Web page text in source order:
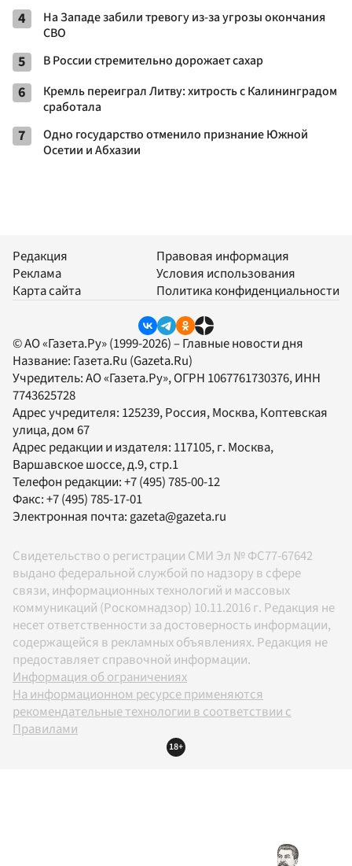
4
На Западе забили тревогу из-за угрозы окончания
СВО
5 В России стремительно дорожает сахар
6
Кремль переиграл Литву: хитрость с Калининградом
сработала
7
Одно государство отменило признание Южной
Осетии и Абхазии
Редакция
Реклама
Карта сайта
Правовая информация
Условия использования
Политика конфиденциальности
© АО «Газета.Ру» (1999-2026) – Главные новости дня
Название: Газета.Ru (Gazeta.Ru)
Учредитель:АО «Газета.Ру», ОГРН 1067761730376, ИНН
7743625728
Адрес учредителя: 125239, Россия, Москва, Коптевская
улица, дом 67
Адрес редакции и издателя: 117105, г. Москва,
Варшавское шоссе, д.9, стр.1
Телефон редакции:+7 (495) 785-00-12
Факс:+7 (495) 785-17-01
Электронная почта: gazeta@gazeta.ru
Свидетельство о регистрации СМИ Эл № ФС77-67642
выдано федеральной службой по надзору в сфере
связи, информационных технологий и массовых
коммуникаций (Роскомнадзор) 10.11.2016 г. Редакция не
несет ответственности за достоверность информации,
содержащейся в рекламных объявлениях. Редакция не
предоставляет справочной информации.
Информация об ограничениях
На информационном ресурсе применяются
рекомендательные технологии в соответствии с
Правилами
18+